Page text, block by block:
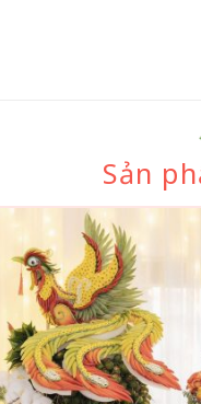
Sản